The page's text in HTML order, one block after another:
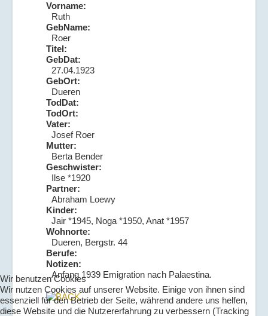
Vorname:
Ruth
GebName:
Roer
Titel:
GebDat:
27.04.1923
GebOrt:
Dueren
TodDat:
TodOrt:
Vater:
Josef Roer
Mutter:
Berta Bender
Geschwister:
Ilse *1920
Partner:
Abraham Loewy
Kinder:
Jair *1945, Noga *1950, Anat *1957
Wohnorte:
Dueren, Bergstr. 44
Berufe:
Notizen:
Anfang 1939 Emigration nach Palaestina.
Wir benutzen Cookies
Wir nutzen Cookies auf unserer Website. Einige von ihnen sind
essenziell für den Betrieb der Seite, während andere uns helfen,
diese Website und die Nutzererfahrung zu verbessern (Tracking